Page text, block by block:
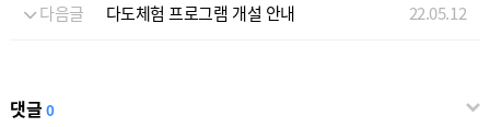
다음글 다도체험 프로그램 개설 안내 22.05.12
댓글 0